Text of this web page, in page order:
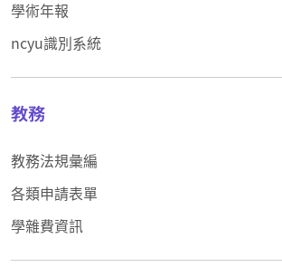
學術年報
ncyu識別系統
教務
教務法規彙編
各類申請表單
學雜費資訊